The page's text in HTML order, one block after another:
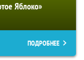
Яблоко»
ПОДРОБНЕЕ